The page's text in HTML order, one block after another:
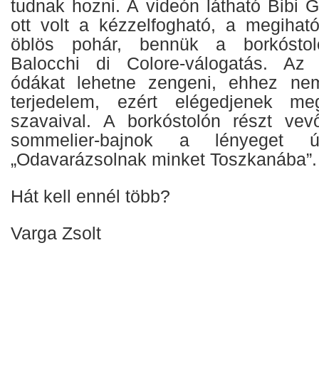
tudnak hozni. A videón látható Bibi
ott volt a kézzelfogható, a
öblös pohár, bennük a
Balocchi di Colore-válogatás. Az
ódákat lehetne zengeni, ehhez
terjedelem, ezért elégedjenek
szavaival. A borkóstolón részt
sommelier-bajnok a
„Odavarázsolnak minket Toszkanába”.
Hát kell ennél több?
Varga Zsolt